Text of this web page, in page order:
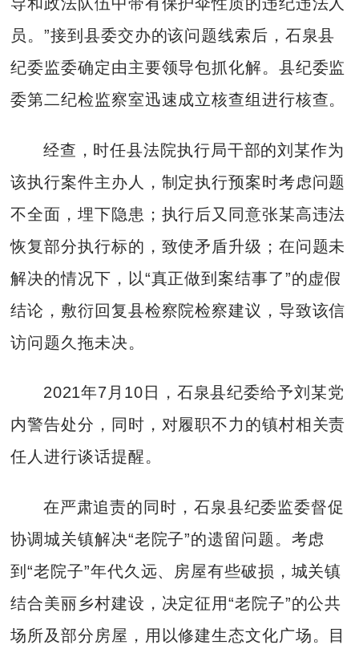
导和政法队伍中带有保护伞性质的违纪违法人
员。”接到县委交办的该问题线索后，石泉县
纪委监委确定由主要领导包抓化解。县纪委监
委第二纪检监察室迅速成立核查组进行核查。
经查，时任县法院执行局干部的刘某作为
该执行案件主办人，制定执行预案时考虑问题
不全面，埋下隐患；执行后又同意张某高违法
恢复部分执行标的，致使矛盾升级；在问题未
解决的情况下，以“真正做到案结事了”的虚假
结论，敷衍回复县检察院检察建议，导致该信
访问题久拖未决。
2021年7月10日，石泉县纪委给予刘某党
内警告处分，同时，对履职不力的镇村相关责
任人进行谈话提醒。
在严肃追责的同时，石泉县纪委监委督促
协调城关镇解决“老院子”的遗留问题。考虑
到“老院子”年代久远、房屋有些破损，城关镇
结合美丽乡村建设，决定征用“老院子”的公共
场所及部分房屋，用以修建生态文化广场。目